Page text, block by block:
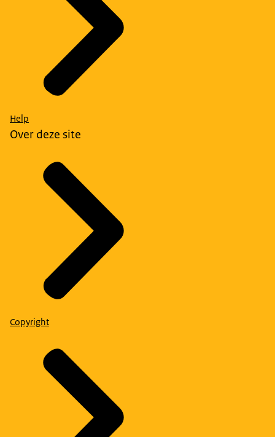
Help
Over deze site
Copyright